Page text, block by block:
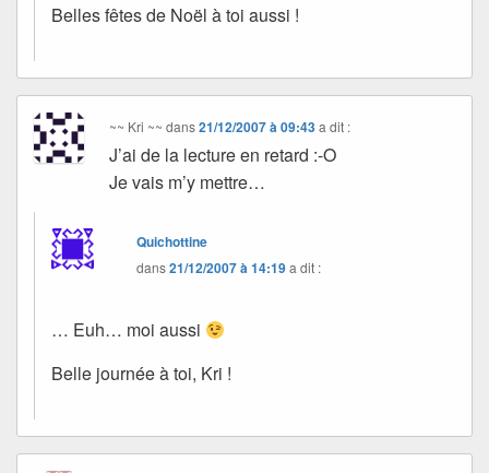
Belles fêtes de Noël à toi aussi !
~~ Kri ~~ dans21/12/2007 à 09:43 a dit :
J’ai de la lecture en retard :-O
Je vais m’y mettre…
Quichottine
dans21/12/2007 à 14:19a dit :
… Euh… moi aussi
Belle journée à toi, Kri !